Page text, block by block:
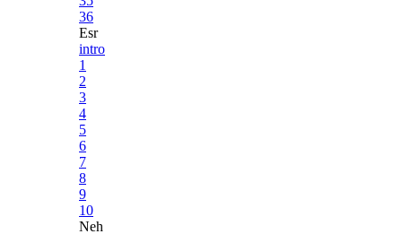
36
Esr
intro
1
2
3
4
5
6
7
8
9
10
Neh